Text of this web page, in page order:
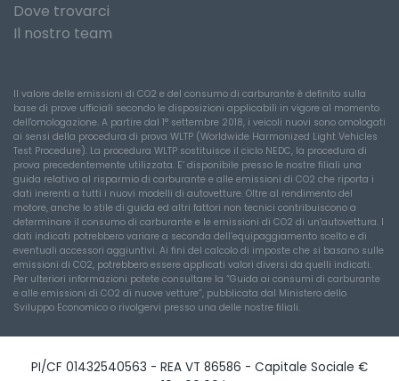
Dove trovarci
Il nostro team
Il valore delle emissioni di CO2 e del consumo di carburante è definito sulla
base di prove ufficiali secondo le disposizioni applicabili in vigore al momento
dell'omologazione. A partire dal 1° settembre 2018, i veicoli nuovi sono omologati
ai sensi della procedura di prova WLTP (Worldwide Harmonized Light Vehicles
Test Procedure). La procedura WLTP sostituisce il ciclo NEDC, la procedura di
prova precedentemente utilizzata. E’ disponibile presso le nostre filiali una
guida relativa al risparmio di carburante e alle emissioni di CO2 che riporta i
dati inerenti a tutti i nuovi modelli di autovetture. Oltre al rendimento del
motore, anche lo stile di guida ed altri fattori non tecnici contribuiscono a
determinare il consumo di carburante e le emissioni di CO2 di un’autovettura. I
dati indicati potrebbero variare a seconda dell’equipaggiamento scelto e di
eventuali accessori aggiuntivi. Ai fini del calcolo di imposte che si basano sulle
emissioni di CO2, potrebbero essere applicati valori diversi da quelli indicati.
Per ulteriori informazioni potete consultare la “Guida ai consumi di carburante
e alle emissioni di CO2 di nuove vetture”, pubblicata dal Ministero dello
Sviluppo Economico o rivolgervi presso una delle nostre filiali.
PI/CF 01432540563 - REA VT 86586 - Capitale Sociale €